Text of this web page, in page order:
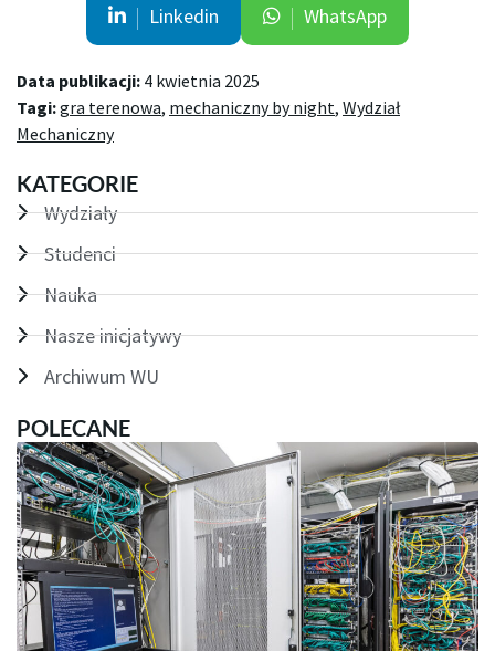
Linkedin WhatsApp
Data publikacji: 4 kwietnia 2025
Tagi:gra terenowa, mechaniczny by night, Wydział
Mechaniczny
KATEGORIE
Wydziały
Studenci
Nauka
Nasze inicjatywy
Archiwum WU
POLECANE